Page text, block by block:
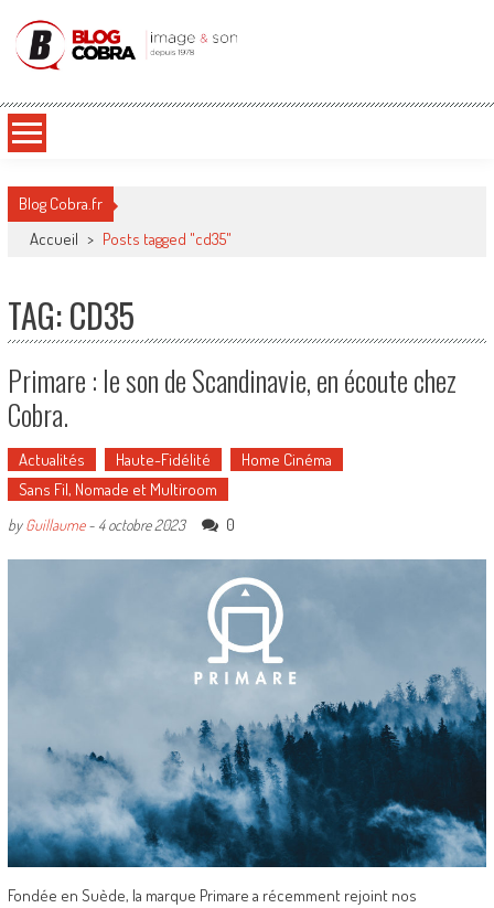
Blog Cobra
Blog Cobra.fr
Accueil > Posts tagged "cd35"
TAG: CD35
Primare : le son de Scandinavie, en écoute chez
Cobra.
Actualités Haute-Fidélité
Home Cinéma
Sans Fil, Nomade et Multiroom
byGuillaume- 4 octobre 2023 0
Fondée en Suède, la marque Primare a récemment rejoint nos